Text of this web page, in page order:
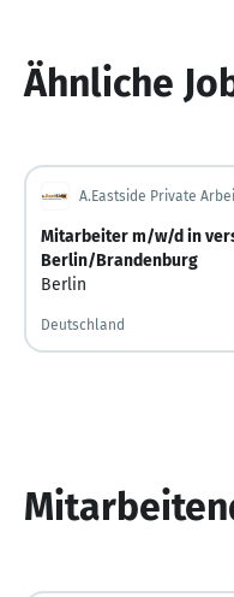
Ähnliche
A.Eastside Private
Mitarbeiter m/w/d in
Berlin/Brandenburg
Berlin
Deutschland